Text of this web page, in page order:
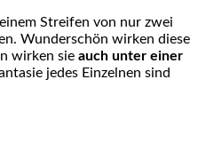
Streifen von nur zwei
Wunderschön wirken diese
wirken sie auch unter einer
jedes Einzelnen sind